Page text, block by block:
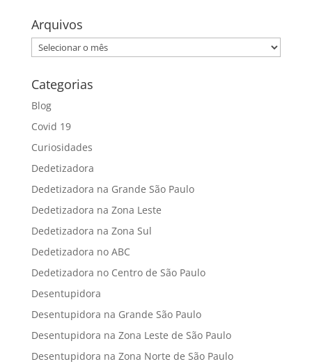
Arquivos
Arquivos
Categorias
Blog
Covid 19
Curiosidades
Dedetizadora
Dedetizadora na Grande São Paulo
Dedetizadora na Zona Leste
Dedetizadora na Zona Sul
Dedetizadora no ABC
Dedetizadora no Centro de São Paulo
Desentupidora
Desentupidora na Grande São Paulo
Desentupidora na Zona Leste de São Paulo
Desentupidora na Zona Norte de São Paulo